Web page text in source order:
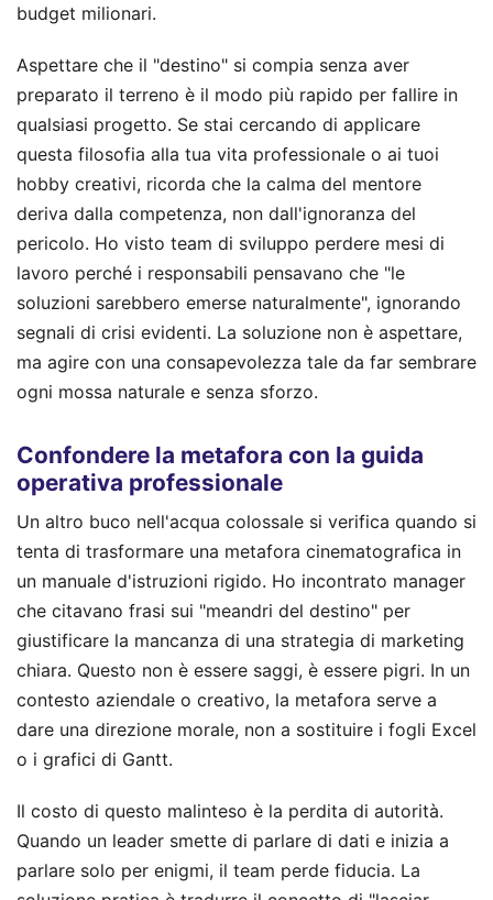
budget milionari.
Aspettare che il "destino" si compia senza aver
preparato il terreno è il modo più rapido per fallire in
qualsiasi progetto. Se stai cercando di applicare
questa filosofia alla tua vita professionale o ai tuoi
hobby creativi, ricorda che la calma del mentore
deriva dalla competenza, non dall'ignoranza del
pericolo. Ho visto team di sviluppo perdere mesi di
lavoro perché i responsabili pensavano che "le
soluzioni sarebbero emerse naturalmente", ignorando
segnali di crisi evidenti. La soluzione non è aspettare,
ma agire con una consapevolezza tale da far sembrare
ogni mossa naturale e senza sforzo.
Confondere la metafora con la guida
operativa professionale
Un altro buco nell'acqua colossale si verifica quando si
tenta di trasformare una metafora cinematografica in
un manuale d'istruzioni rigido. Ho incontrato manager
che citavano frasi sui "meandri del destino" per
giustificare la mancanza di una strategia di marketing
chiara. Questo non è essere saggi, è essere pigri. In un
contesto aziendale o creativo, la metafora serve a
dare una direzione morale, non a sostituire i fogli Excel
o i grafici di Gantt.
Il costo di questo malinteso è la perdita di autorità.
Quando un leader smette di parlare di dati e inizia a
parlare solo per enigmi, il team perde fiducia. La